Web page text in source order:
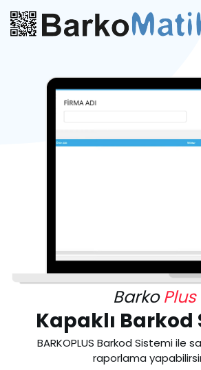
BarkoPlus
Kapaklı Barkod
BARKOPLUS Barkod Sistemi ile
raporlama